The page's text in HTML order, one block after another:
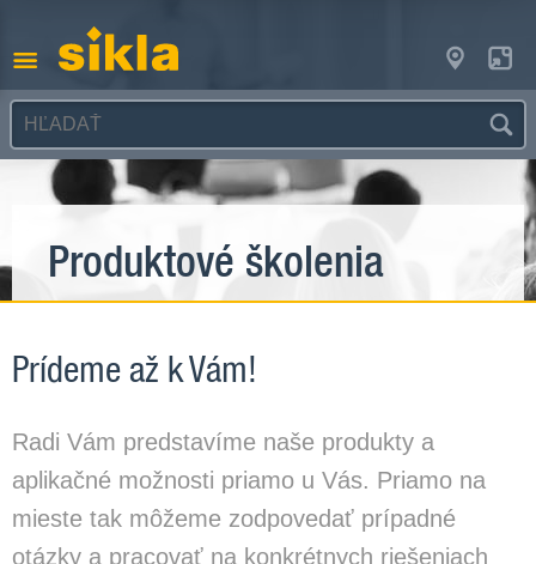
Produktové školenia
Prídeme až k Vám!
Radi Vám predstavíme naše produkty a
aplikačné možnosti priamo u Vás. Priamo na
mieste tak môžeme zodpovedať prípadné
otázky a pracovať na konkrétnych riešeniach